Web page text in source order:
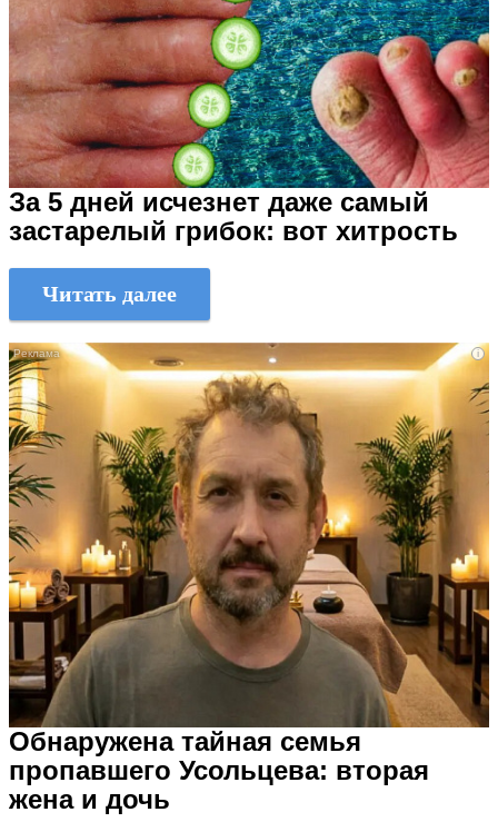
За 5 дней исчезнет даже самый
застарелый грибок: вот хитрость
Читать далее
i
Обнаружена тайная семья
пропавшего Усольцева: вторая
жена и дочь